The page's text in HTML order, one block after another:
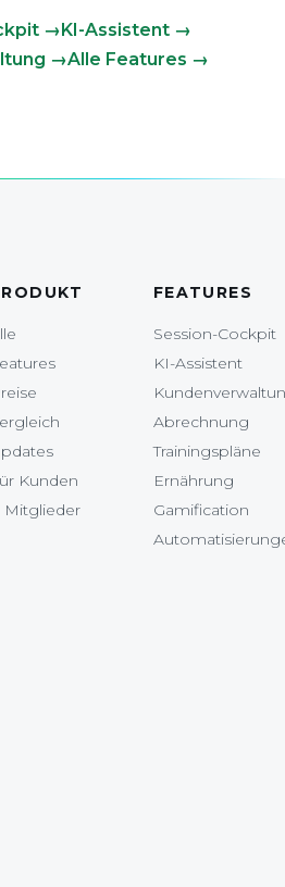
→KI-Assistent →
→Alle Features →
Kunden
Mitglieder
FEATURES
Session-Cockpit
KI-Assistent
Abrechnung
Trainingspläne
Ernährung
Gamification